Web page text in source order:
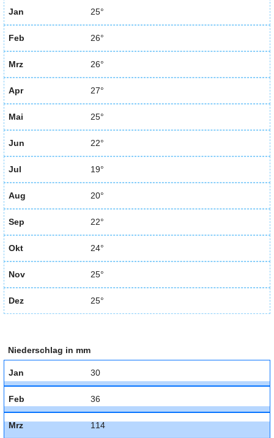
Jan 25°
Feb 26°
Mrz 26°
Apr 27°
Mai 25°
Jun 22°
Jul 19°
Aug 20°
Sep 22°
Okt 24°
Nov 25°
Dez 25°
Niederschlag in mm
Jan 30
Feb 36
Mrz 114